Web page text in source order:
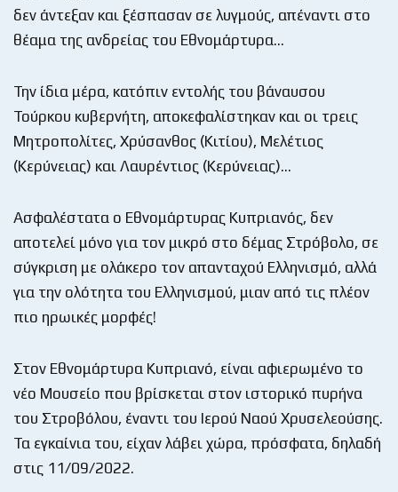
δεν άντεξαν και ξέσπασαν σε λυγμούς, απέναντι στο
θέαμα της ανδρείας του Εθνομάρτυρα…
Την ίδια μέρα, κατόπιν εντολής του βάναυσου
Τούρκου κυβερνήτη, αποκεφαλίστηκαν και οι τρεις
Μητροπολίτες, Χρύσανθος (Κιτίου), Μελέτιος
(Κερύνειας) και Λαυρέντιος (Κερύνειας)…
Ασφαλέστατα ο Εθνομάρτυρας Κυπριανός, δεν
αποτελεί μόνο για τον μικρό στο δέμας Στρόβολο, σε
σύγκριση με ολάκερο τον απανταχού Ελληνισμό, αλλά
για την ολότητα του Ελληνισμού, μιαν από τις πλέον
πιο ηρωικές μορφές!
Στον Εθνομάρτυρα Κυπριανό, είναι αφιερωμένο το
νέο Μουσείο που βρίσκεται στον ιστορικό πυρήνα
του Στροβόλου, έναντι του Ιερού Ναού Χρυσελεούσης.
Τα εγκαίνια του, είχαν λάβει χώρα, πρόσφατα, δηλαδή
στις 11/09/2022.